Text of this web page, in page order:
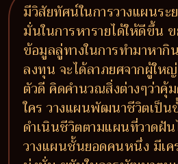
มีวิสัยทัศน์ในการวางแผนระ
มั่นในการหารายได้ให้ดีขึ้น
ข้อมูลลู่ทางในการทำมาหากิ
ลงทุน จะได้ลาภยศจากผู้ให
ตัวดี คิดคำนวณสิ่งต่างๆว่าคุ้
ใคร วางแผนพัฒนาชีวิตเป็
ดำเนินชีวิตตามแผนที่วาดฝั
วางแผนชั้นยอดคนหนึ่ง มีเค